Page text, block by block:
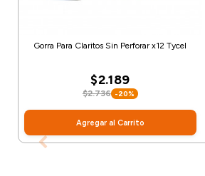
Gorra Para Claritos Sin Perforar x12 Tycel
$2.189
$2.736 -20%
Agregar al Carrito